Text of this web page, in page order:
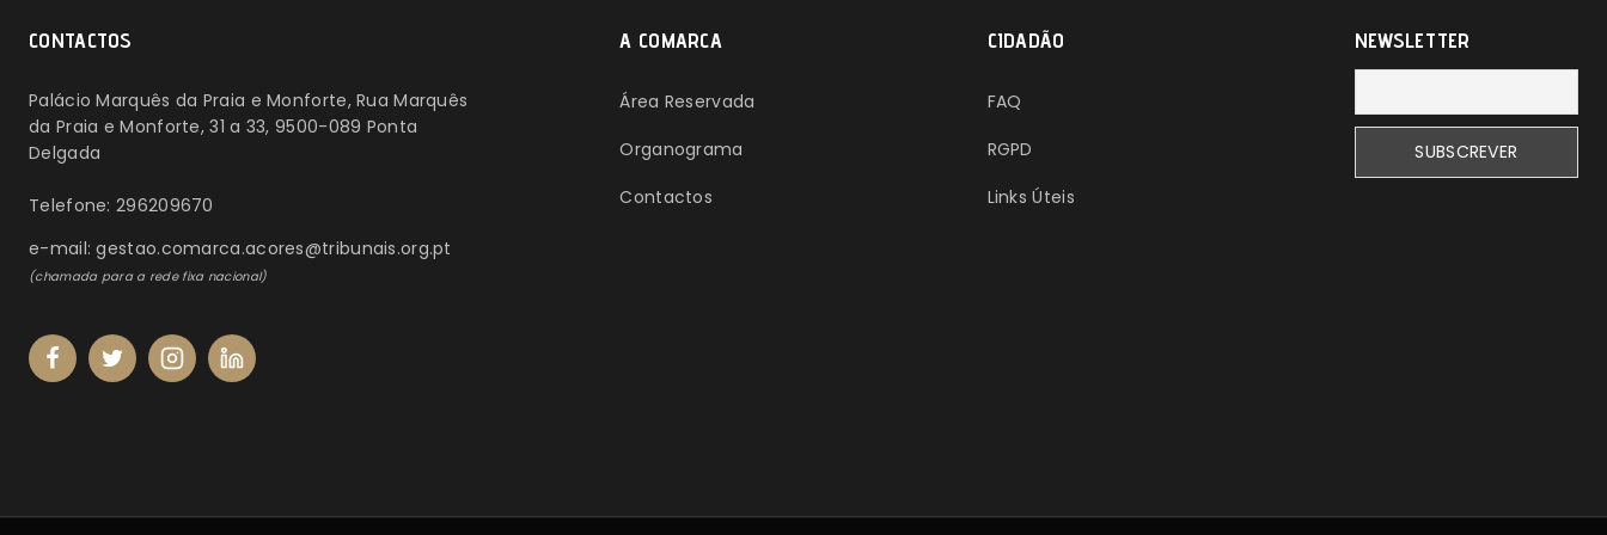
CONTACTOS
Palácio Marquês da Praia e Monforte, Rua Marquês
da Praia e Monforte, 31 a 33, 9500-089 Ponta
Delgada
Telefone: 296209670
e-mail: gestao.comarca.acores@tribunais.org.pt
(chamada para a rede fixa nacional)
A COMARCA
Área Reservada
Organograma
Contactos
CIDADÃO
FAQ
RGPD
Links Úteis
NEWSLETTER